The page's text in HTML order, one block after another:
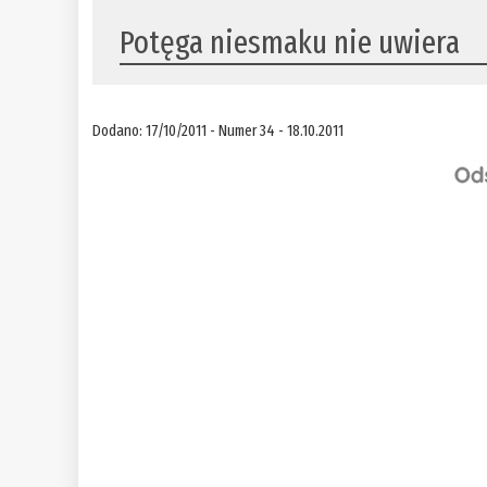
Potęga niesmaku nie uwiera
Dodano: 17/10/2011 - Numer 34 - 18.10.2011